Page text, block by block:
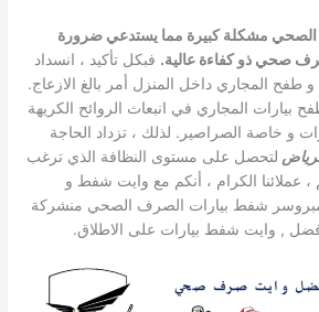
الصحي مشكلة كبيرة مما يستدعي ضرورة
صحي ذو كفاءة عالية. فبكل تأكيد ، انسداد
و طفح المجاري داخل المنزل أمر بالغ الازعاج.
بيارات المجاري في انبعاث الروائح الكريهة
و خاصة الصراصير. لذلك ، تزداد الحاجة
لتحصل على مستوى النظافة الذي ترغب
عملائنا الكرام ، أنكم مع وايت شفط و
شفط بيارات الصرف الصحي منشركة
, وايت شفط بيارات على الاطلاق.